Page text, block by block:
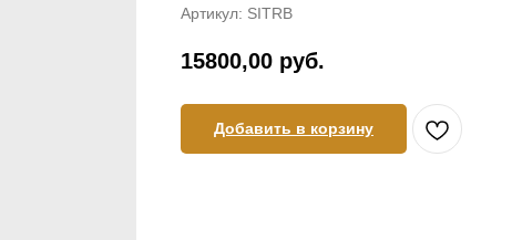
Артикул: SITRB
15800,00 руб.
Добавить в корзину